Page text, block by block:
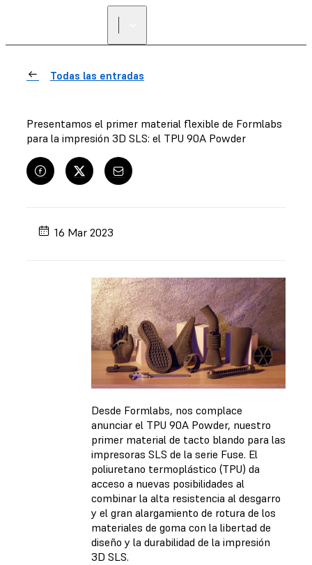
Todas las entradas
Presentamos el primer material flexible de Formlabs
para la impresión 3D SLS: el TPU 90A Powder
16 Mar 2023
Desde Formlabs, nos complace
anunciar el TPU 90A Powder, nuestro
primer material de tacto blando para las
impresoras SLS de la serie Fuse. El
poliuretano termoplástico (TPU) da
acceso a nuevas posibilidades al
combinar la alta resistencia al desgarro
y el gran alargamiento de rotura de los
materiales de goma con la libertad de
diseño y la durabilidad de la impresión
3D SLS.